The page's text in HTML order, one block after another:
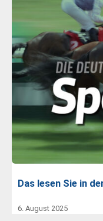
Das lesen Sie in
6. August 2025